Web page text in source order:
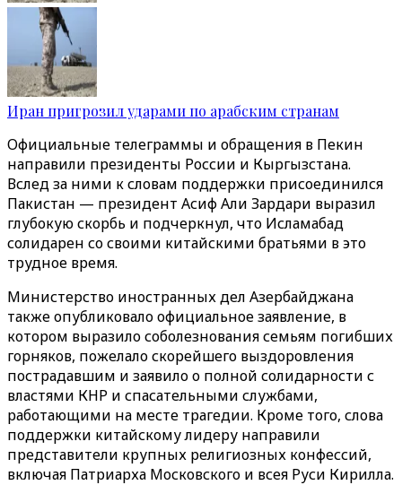
Иран пригрозил ударами по арабским странам
Официальные телеграммы и обращения в Пекин
направили президенты России и Кыргызстана.
Вслед за ними к словам поддержки присоединился
Пакистан — президент Асиф Али Зардари выразил
глубокую скорбь и подчеркнул, что Исламабад
солидарен со своими китайскими братьями в это
трудное время.
Министерство иностранных дел Азербайджана
также опубликовало официальное заявление, в
котором выразило соболезнования семьям погибших
горняков, пожелало скорейшего выздоровления
пострадавшим и заявило о полной солидарности с
властями КНР и спасательными службами,
работающими на месте трагедии. Кроме того, слова
поддержки китайскому лидеру направили
представители крупных религиозных конфессий,
включая Патриарха Московского и всея Руси Кирилла.